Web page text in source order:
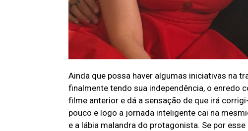
Ainda que possa haver algumas iniciativas na
finalmente tendo sua independência, o enredo
filme anterior e dá a sensação de que irá
pouco e logo a jornada inteligente cai na
e a lábia malandra do protagonista. Se por